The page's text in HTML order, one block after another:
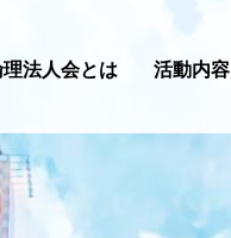
理法人会とは 活動内容